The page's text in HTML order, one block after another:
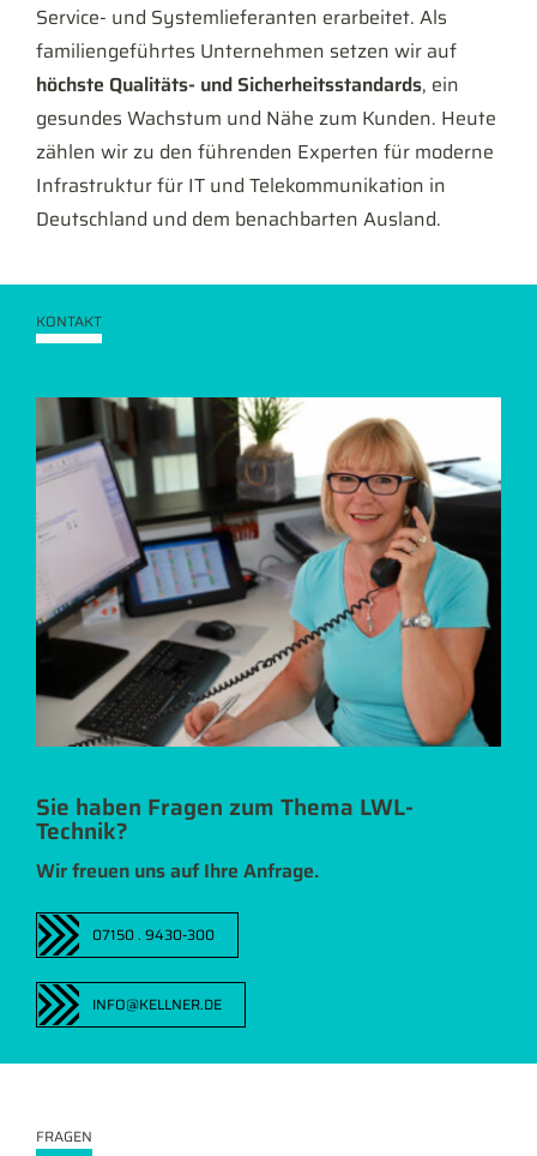
Service- und Systemlieferanten erarbeitet. Als
familiengeführtes Unternehmen setzen wir auf
höchste Qualitäts- und Sicherheitsstandards, ein
gesundes Wachstum und Nähe zum Kunden. Heute
zählen wir zu den führenden Experten für moderne
Infrastruktur für IT und Telekommunikation in
Deutschland und dem benachbarten Ausland.
KONTAKT
Sie haben Fragen zum Thema LWL-
Technik?
Wir freuen uns auf Ihre Anfrage.
07150 . 9430-300
INFO@KELLNER.DE
FRAGEN